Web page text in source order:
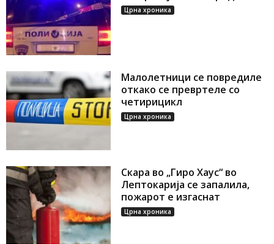
Црна хроника
Малолетници се повредиле
откако се превртеле со
четирицикл
Црна хроника
Скара во „Гиро Хаус“ во
Лептокарија се запалила,
пожарот е изгаснат
Црна хроника